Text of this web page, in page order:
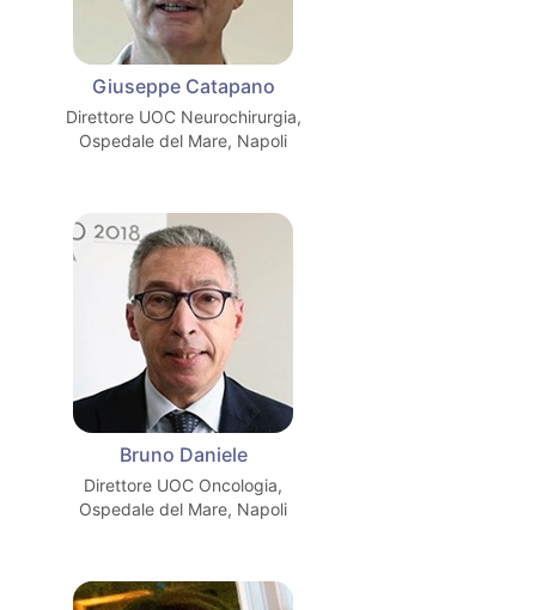
Giuseppe Catapano
Direttore UOC Neurochirurgia,
Ospedale del Mare, Napoli
Bruno Daniele
Direttore UOC Oncologia,
Ospedale del Mare, Napoli